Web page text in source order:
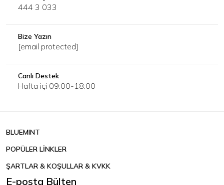
444 3 033
Bize Yazın
[email protected]
Canlı Destek
Hafta içi 09:00-18:00
BLUEMINT
POPÜLER LİNKLER
ŞARTLAR & KOŞULLAR & KVKK
E-posta Bülten